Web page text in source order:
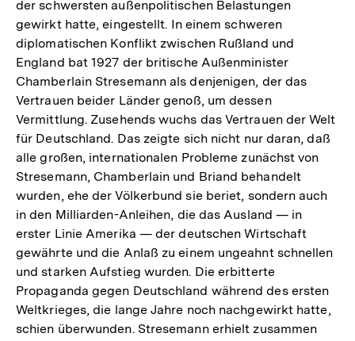
der schwersten außenpolitischen Belastungen
gewirkt hatte, eingestellt. In einem schweren
diplomatischen Konflikt zwischen Rußland und
England bat 1927 der britische Außenminister
Chamberlain Stresemann als denjenigen, der das
Vertrauen beider Länder genoß, um dessen
Vermittlung. Zusehends wuchs das Vertrauen der Welt
für Deutschland. Das zeigte sich nicht nur daran, daß
alle großen, internationalen Probleme zunächst von
Stresemann, Chamberlain und Briand behandelt
wurden, ehe der Völkerbund sie beriet, sondern auch
in den Milliarden-Anleihen, die das Ausland — in
erster Linie Amerika — der deutschen Wirtschaft
gewährte und die Anlaß zu einem ungeahnt schnellen
und starken Aufstieg wurden. Die erbitterte
Propaganda gegen Deutschland während des ersten
Weltkrieges, die lange Jahre noch nachgewirkt hatte,
schien überwunden. Stresemann erhielt zusammenZum